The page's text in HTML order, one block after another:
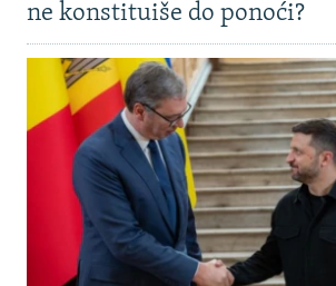
ne konstituiše do ponoći?